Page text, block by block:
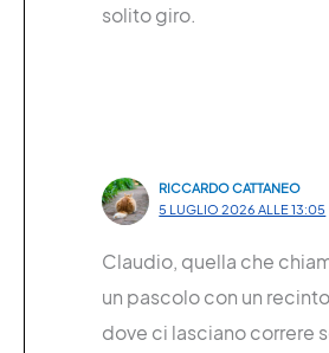
solito giro.
RICCARDO CATTANEO
5 LUGLIO 2026 ALLE 13:05
Claudio, quella che
un pascolo con un
dove ci lasciano correre